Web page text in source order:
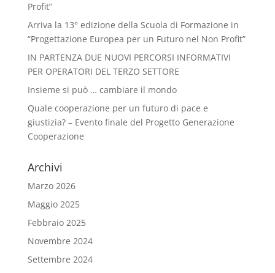
Profit”
Arriva la 13° edizione della Scuola di Formazione in
“Progettazione Europea per un Futuro nel Non Profit”
IN PARTENZA DUE NUOVI PERCORSI INFORMATIVI
PER OPERATORI DEL TERZO SETTORE
Insieme si può … cambiare il mondo
Quale cooperazione per un futuro di pace e
giustizia? – Evento finale del Progetto Generazione
Cooperazione
Archivi
Marzo 2026
Maggio 2025
Febbraio 2025
Novembre 2024
Settembre 2024